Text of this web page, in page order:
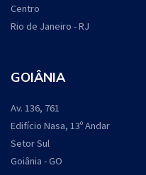
Centro
Rio de Janeiro - RJ
GOIÂNIA
Av. 136, 761
Edifício Nasa, 13º Andar
Setor Sul
Goiânia - GO